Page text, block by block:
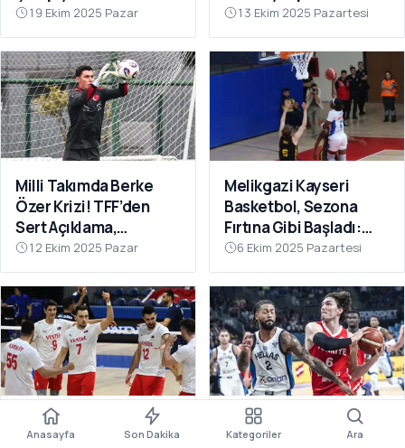
Rakibinin Skandal
Hamlesi Tepki Çekti
19 Ekim 2025 Pazar
Geçti: 112-78
13 Ekim 2025 Pazartesi
Milli Takımda Berke
Özer Krizi! TFF’den
Sert Açıklama,
Kaleciden Yanıt
Gecikmedi
12 Ekim 2025 Pazar
Melikgazi Kayseri
Basketbol, Sezona
Fırtına Gibi Başladı:
Dardanel Çanakkale’yi
Farklı Geçti
6 Ekim 2025 Pazartesi
Filenin Efeleri Dünya
Şampiyonası’nda 2’de
12 Dev Adam Fırtına
Gibi: Yunanistan’ı Ezip
Anasayfa Son Dakika Kategoriler Ara